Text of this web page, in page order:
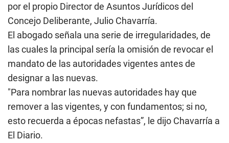
por el propio Director de Asuntos Jurídicos del
Concejo Deliberante, Julio Chavarría.
El abogado señala una serie de irregularidades, de
las cuales la principal sería la omisión de revocar el
mandato de las autoridades vigentes antes de
designar a las nuevas.
"Para nombrar las nuevas autoridades hay que
remover a las vigentes, y con fundamentos; si no,
esto recuerda a épocas nefastas”, le dijo Chavarría a
El Diario.